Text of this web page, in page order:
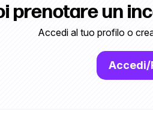
prenotare un
Accedi al tuo profilo o
Accedi/